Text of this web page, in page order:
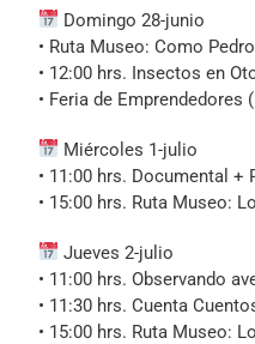
Domingo 28-junio
• Ruta Museo: Como
• 12:00 hrs. Insectos en
• Feria de Emprendedores
Miércoles 1-julio
• 11:00 hrs. Documental +
• 15:00 hrs. Ruta Museo:
Jueves 2-julio
• 11:00 hrs. Observando
• 11:30 hrs. Cuenta
• 15:00 hrs. Ruta Museo: